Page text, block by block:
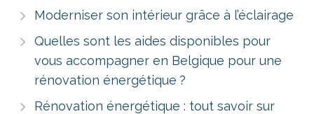
Moderniser son intérieur grâce à l’éclairage
Quelles sont les aides disponibles pour
vous accompagner en Belgique pour une
rénovation énergétique ?
Rénovation énergétique : tout savoir sur